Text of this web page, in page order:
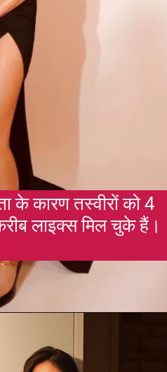
के कारण तस्वीरों को 4
लाइक्स मिल चुके हैं।